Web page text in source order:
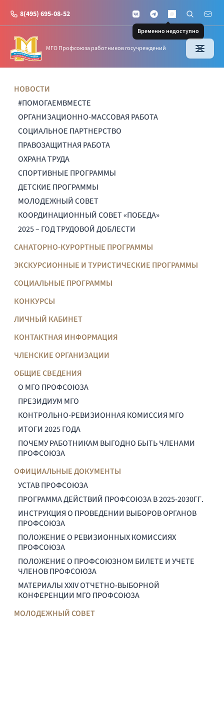
8(495) 695-08-52 VKontakteTelegramMAX
Временно недоступно
Поиск по
Почта
МГО Профсоюза работников госучреждений
НОВОСТИ
#ПОМОГАЕМВМЕСТЕ
ОРГАНИЗАЦИОННО-МАССОВАЯ РАБОТА
СОЦИАЛЬНОЕ ПАРТНЕРСТВО
ПРАВОЗАЩИТНАЯ РАБОТА
ОХРАНА ТРУДА
СПОРТИВНЫЕ ПРОГРАММЫ
ДЕТСКИЕ ПРОГРАММЫ
МОЛОДЕЖНЫЙ СОВЕТ
КООРДИНАЦИОННЫЙ СОВЕТ «ПОБЕДА»
2025 – ГОД ТРУДОВОЙ ДОБЛЕСТИ
САНАТОРНО-КУРОРТНЫЕ ПРОГРАММЫ
ЭКСКУРСИОННЫЕ И ТУРИСТИЧЕСКИЕ ПРОГРАММЫ
СОЦИАЛЬНЫЕ ПРОГРАММЫ
КОНКУРСЫ
ЛИЧНЫЙ КАБИНЕТ
КОНТАКТНАЯ ИНФОРМАЦИЯ
ЧЛЕНСКИЕ ОРГАНИЗАЦИИ
ОБЩИЕ СВЕДЕНИЯ
О МГО ПРОФСОЮЗА
ПРЕЗИДИУМ МГО
КОНТРОЛЬНО-РЕВИЗИОННАЯ КОМИССИЯ МГО
ИТОГИ 2025 ГОДА
ПОЧЕМУ РАБОТНИКАМ ВЫГОДНО БЫТЬ ЧЛЕНАМИ
ПРОФСОЮЗА
ОФИЦИАЛЬНЫЕ ДОКУМЕНТЫ
УСТАВ ПРОФСОЮЗА
ПРОГРАММА ДЕЙСТВИЙ ПРОФСОЮЗА В 2025-2030ГГ.
ИНСТРУКЦИЯ О ПРОВЕДЕНИИ ВЫБОРОВ ОРГАНОВ
ПРОФСОЮЗА
ПОЛОЖЕНИЕ О РЕВИЗИОННЫХ КОМИССИЯХ
ПРОФСОЮЗА
ПОЛОЖЕНИЕ О ПРОФСОЮЗНОМ БИЛЕТЕ И УЧЕТЕ
ЧЛЕНОВ ПРОФСОЮЗА
МАТЕРИАЛЫ XXIV ОТЧЕТНО-ВЫБОРНОЙ
КОНФЕРЕНЦИИ МГО ПРОФСОЮЗА
МОЛОДЕЖНЫЙ СОВЕТ